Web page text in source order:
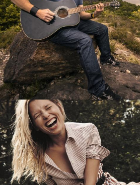
Перевод
Guitaramania.ru на
Смотреть проект
Имиджевый сайт для